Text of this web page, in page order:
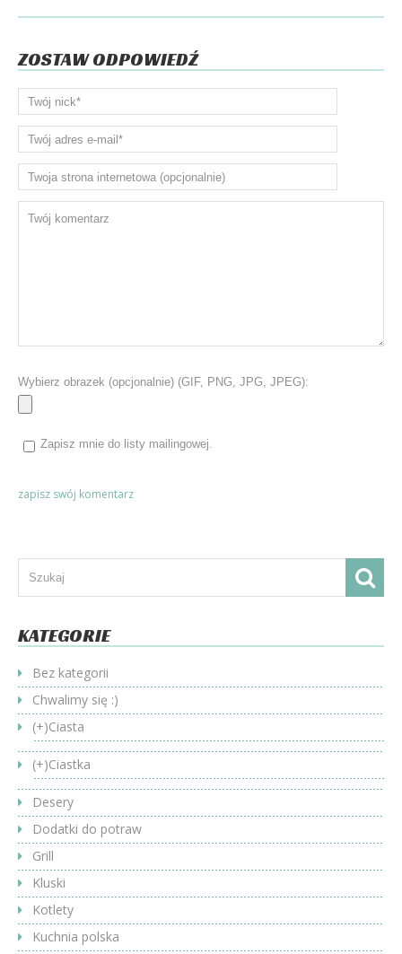
ZOSTAW ODPOWIEDŹ
Wybierz obrazek (opcjonalnie) (GIF, PNG, JPG, JPEG):
Zapisz mnie do listy mailingowej.
KATEGORIE
Bez kategorii
Chwalimy się :)
(+)Ciasta
(+)Ciastka
Desery
Dodatki do potraw
Grill
Kluski
Kotlety
Kuchnia polska